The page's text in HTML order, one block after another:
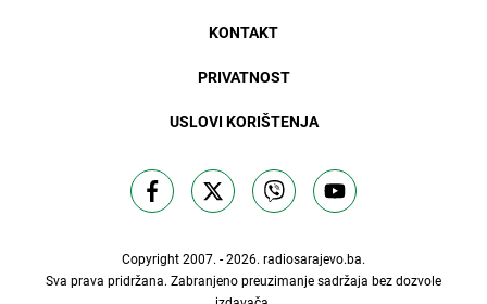
KONTAKT
PRIVATNOST
USLOVI KORIŠTENJA
Copyright 2007. - 2026. radiosarajevo.ba.
Sva prava pridržana. Zabranjeno preuzimanje sadržaja bez dozvole